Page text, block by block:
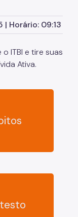
livros e
Horário: 09:13
ITBI e tire suas
Ativa.